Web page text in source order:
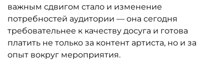
важным сдвигом стало и изменение
потребностей аудитории — она сегодня
требовательнее к качеству досуга и готова
платить не только за контент артиста, но и за
опыт вокруг мероприятия.